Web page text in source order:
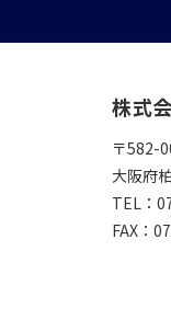
株式
〒582-
大阪府
TEL：
FAX：